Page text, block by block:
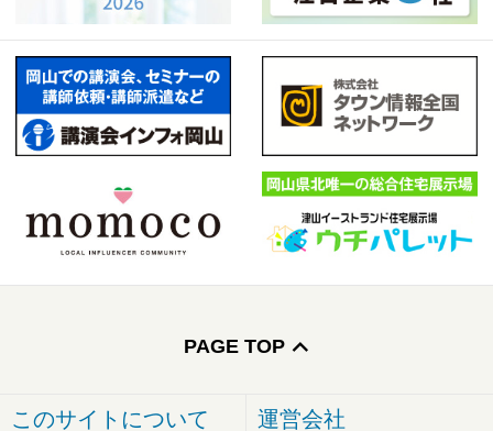
PAGE TOP
このサイトについて 運営会社